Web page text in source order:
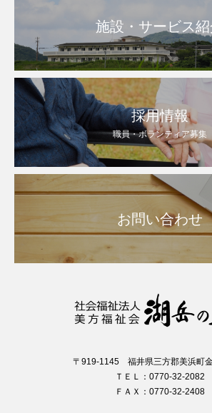
施設・サービス
採用情報
職員・ボランティア募集
お問い合わせ
〒919-1145 福井県三方郡美浜町
ＴＥＬ：0770-32-2082
ＦＡＸ：0770-32-2408